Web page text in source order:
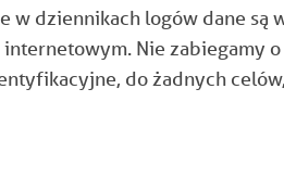
w dziennikach logów dane są
Nie zabiegamy
do żadnych